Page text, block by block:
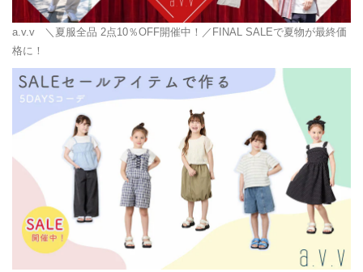
a.v.v ＼夏服全品 2点10％OFF開催中！／FINAL SALEで夏物が最終価
格に！